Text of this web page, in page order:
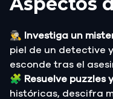
🕵️‍♂️ Investiga un
piel de un detective
esconde tras el
🧩 Resuelve puzzles
históricas, descifra